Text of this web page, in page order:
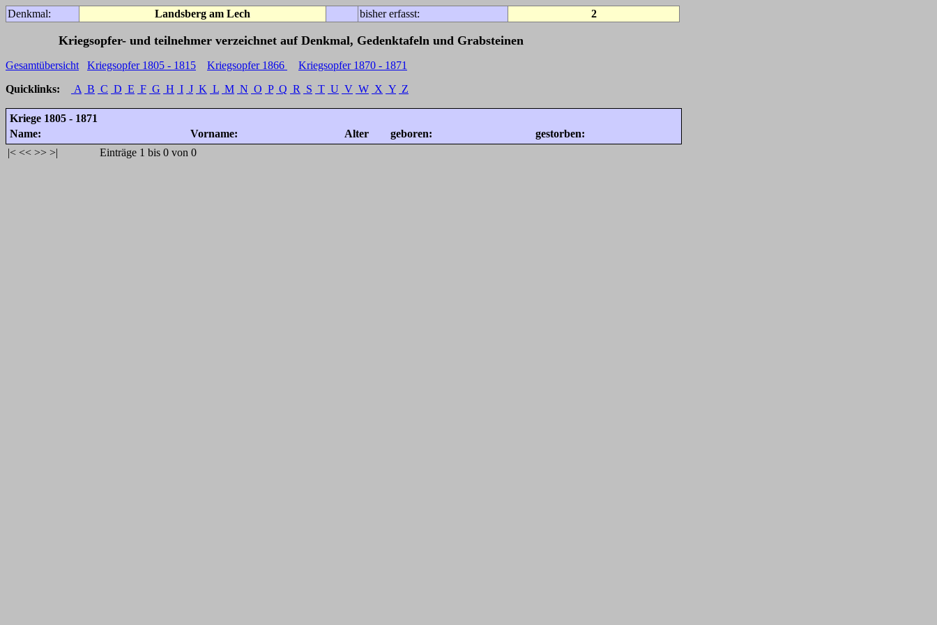
Denkmal: Landsberg am Lech bisher erfasst: 2
Kriegsopfer- und teilnehmer verzeichnet auf Denkmal, Gedenktafeln und Grabsteinen
Gesamtübersicht Kriegsopfer 1805 - 1815 Kriegsopfer 1866
Kriegsopfer 1870 - 1871
Quicklinks:
A B C D E F G H I J K L M N O P Q R S T U V W X Y Z
Kriege 1805 - 1871
Name:
Vorname: Alter geboren:
gestorben:
|< << >> >| Einträge 1 bis 0 von 0